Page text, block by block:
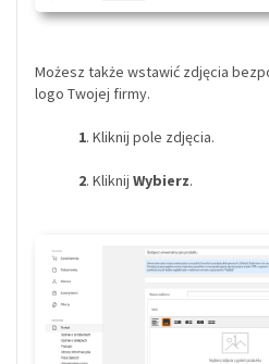
Możesz także wstawić zdjęcia
logo Twojej firmy.
1. Kliknij pole zdjęcia.
2. Kliknij Wybierz.